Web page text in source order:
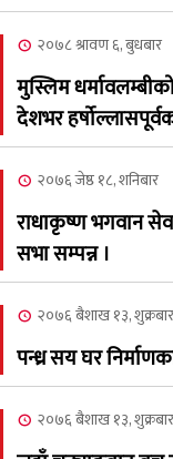
२०७८ श्रावण ६, बुधबार
मुस्लिम
देशभर
२०७६ जेष्ठ १८, शनिबार
राधाकृष्ण भगवान
सभा सम्पन्न ।
२०७६ बैशाख १३, शुक्रबार
पन्ध्र सय घर
२०७६ बैशाख १३, शुक्रबार